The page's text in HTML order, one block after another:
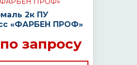
2к ПУ
«ФАРБЕН ПРОФ»
запросу